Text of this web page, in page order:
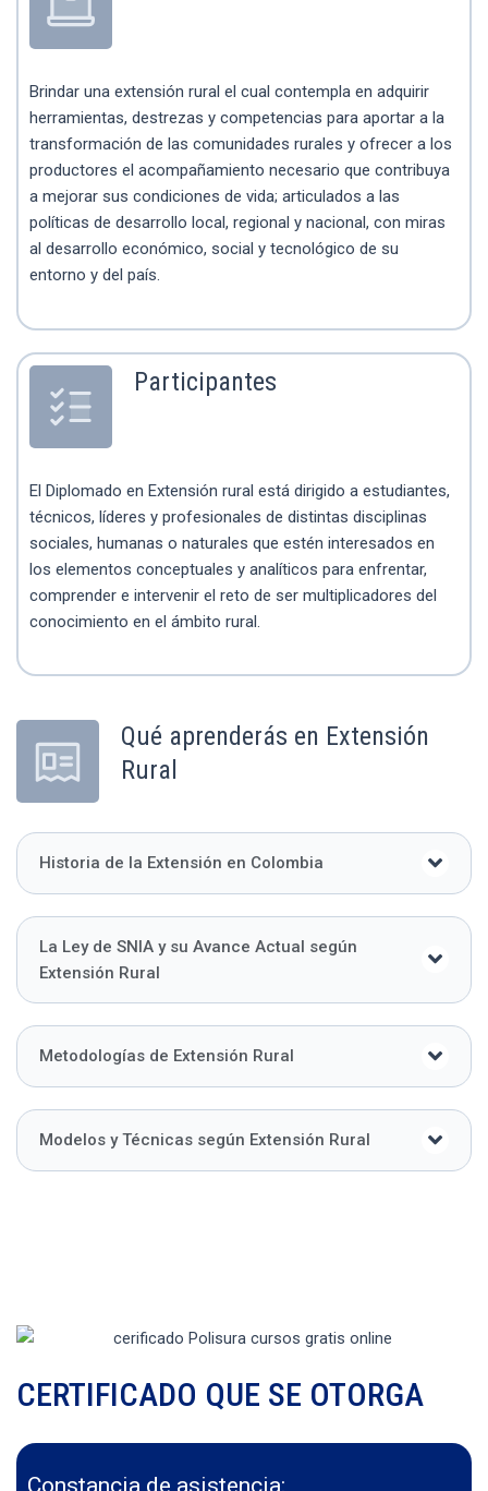
Brindar una extensión rural el cual contempla en adquirir
herramientas, destrezas y competencias para aportar a la
transformación de las comunidades rurales y ofrecer a los
productores el acompañamiento necesario que contribuya
a mejorar sus condiciones de vida; articulados a las
políticas de desarrollo local, regional y nacional, con miras
al desarrollo económico, social y tecnológico de su
entorno y del país.
Participantes
El Diplomado en Extensión rural está dirigido a estudiantes,
técnicos, líderes y profesionales de distintas disciplinas
sociales, humanas o naturales que estén interesados en
los elementos conceptuales y analíticos para enfrentar,
comprender e intervenir el reto de ser multiplicadores del
conocimiento en el ámbito rural.
Qué aprenderás en Extensión
Rural
Historia de la Extensión en Colombia
La Ley de SNIA y su Avance Actual según
Extensión Rural
Metodologías de Extensión Rural
Modelos y Técnicas según Extensión Rural
CERTIFICADO QUE SE OTORGA
Constancia de asistencia: